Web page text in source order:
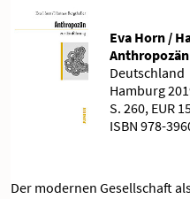
Eva Horn /
Deutschland
Hamburg
S. 260, EUR
ISBN 978-
Der modernen Gesellschaft